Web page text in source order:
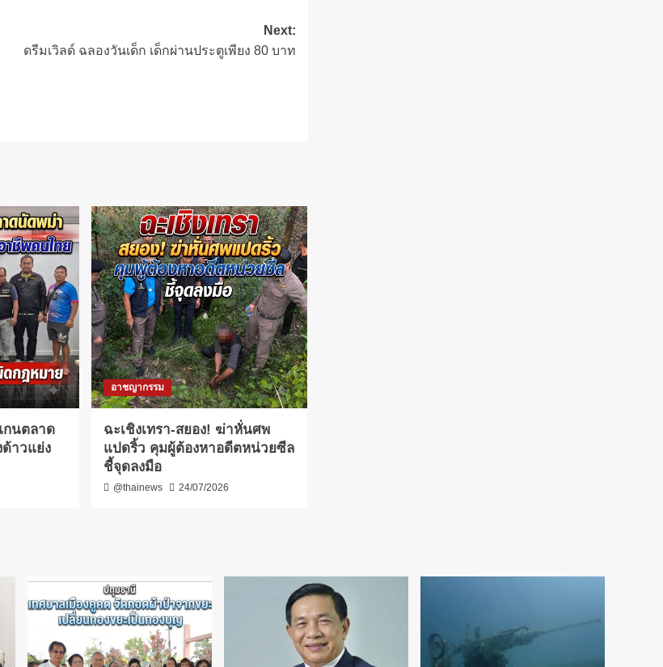
Next:
ดรีมเวิลด์ ฉลองวันเด็ก เด็กผ่านประตูเพียง 80 บาท
กนตลาด
าวแย่ง
อาชญากรรม
ฉะเชิงเทรา-สยอง! ฆ่าหั่นศพ
แปดริ้ว คุมผู้ต้องหาอดีตหน่วยซีล
ชี้จุดลงมือ
@thainews 24/07/2026